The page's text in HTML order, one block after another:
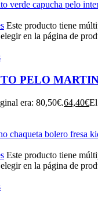
Este producto tiene
en la página de
PELO
era: 80,50€.64,40€
Este producto tiene
en la página de